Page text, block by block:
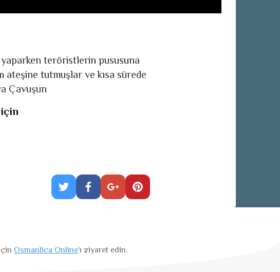
yaparken teröristlerin pususuna
ateşine tutmuşlar ve kısa sürede
Çavuşun
Osmanlica Online’ı ziyaret edin.